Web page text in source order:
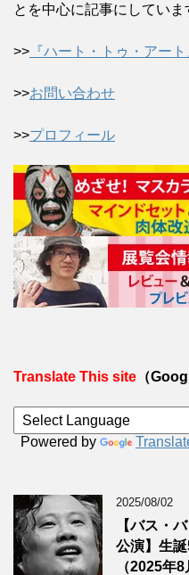
とを中心に記事にしていま
>> 『ハート・トゥ・アー
>>お問い合わせ
>>プロフィール
Translate This site （
Powered by
2025/08/02
【バス・
公演】生
（2025年8